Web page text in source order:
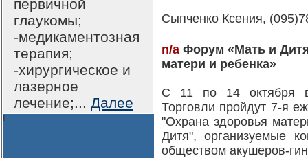
первичной
глаукомы;
-медикаментозная
терапия;
-хирургическое и
лазерное
лечение;... Далее
!
Сыпченко Ксения,
n/a Форум «Мать и
матери и ребенка»
С 11 по 14 октября
Торговли пройдут 7-я
"Охрана здоровья
Дитя", организуемые
обществом акушеров-